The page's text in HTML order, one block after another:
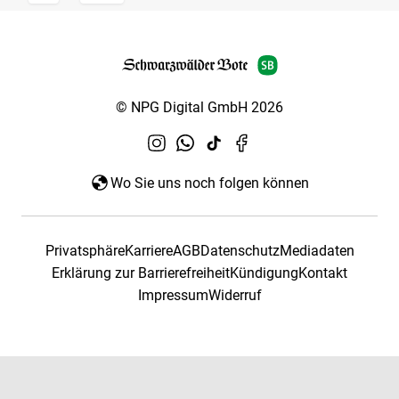
© NPG Digital GmbH 2026
Wo Sie uns noch folgen können
PrivatsphäreKarriereAGBDatenschutzMediadaten
Erklärung zur BarrierefreiheitKündigungKontakt
ImpressumWiderruf